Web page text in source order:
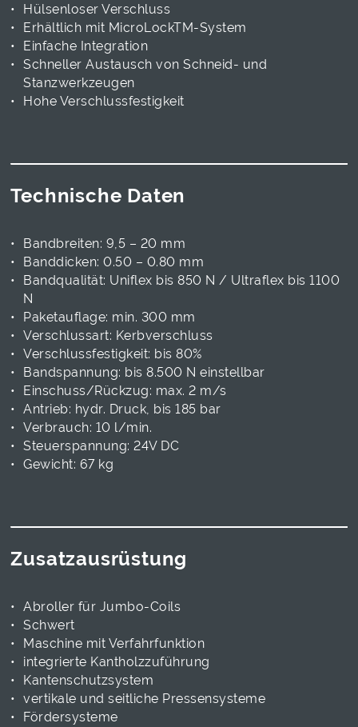
Hülsenloser Verschluss
Erhältlich mit MicroLockTM-System
Einfache Integration
Schneller Austausch von Schneid- und
Stanzwerkzeugen
Hohe Verschlussfestigkeit
Technische Daten
Bandbreiten: 9,5 – 20 mm
Banddicken: 0.50 – 0.80 mm
Bandqualität: Uniflex bis 850 N / Ultraflex bis 1100
N
Paketauflage: min. 300 mm
Verschlussart: Kerbverschluss
Verschlussfestigkeit: bis 80%
Bandspannung: bis 8.500 N einstellbar
Einschuss/Rückzug: max. 2 m/s
Antrieb: hydr. Druck, bis 185 bar
Verbrauch: 10 l/min.
Steuerspannung: 24V DC
Gewicht: 67 kg
Zusatzausrüstung
Abroller für Jumbo-Coils
Schwert
Maschine mit Verfahrfunktion
integrierte Kantholzzuführung
Kantenschutzsystem
vertikale und seitliche Pressensysteme
Fördersysteme